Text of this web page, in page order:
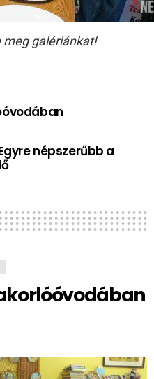
meg galériánkat!
népszerűbb a